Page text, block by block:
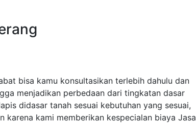
bisa kamu konsultasikan terlebih dahulu dan
menjadikan perbedaan dari tingkatan dasar
didasar tanah sesuai kebutuhan yang sesuai,
karena kami memberikan kespecialan biaya Jasa